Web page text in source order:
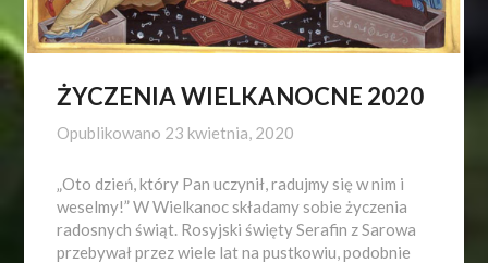
ŻYCZENIA WIELKANOCNE 2020
Opublikowano 23 kwietnia, 2020
„Oto dzień, który Pan uczynił, radujmy się w nim i
weselmy!” W Wielkanoc składamy sobie życzenia
radosnych świąt. Rosyjski święty Serafin z Sarowa
przebywał przez wiele lat na pustkowiu, podobnie